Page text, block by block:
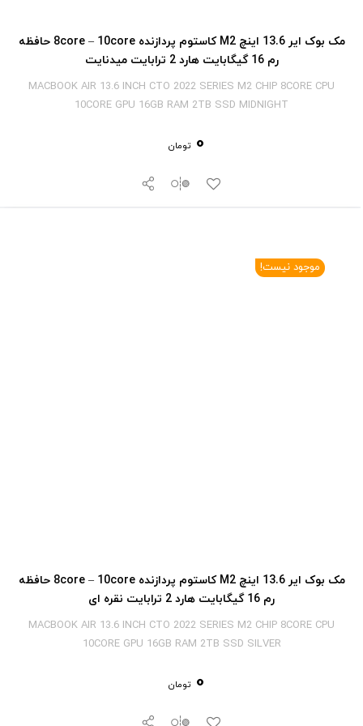
مک بوک ایر 13.6 اینچ M2 کاستوم پردازنده 8core – 10core حافظه
رم 16 گیگابایت هارد 2 ترابایت میدنایت
MACBOOK AIR 13.6 INCH CTO 2022 SERIES M2 CHIP 8CORE CPU
10CORE GPU 16GB RAM 2TB SSD MIDNIGHT
0 تومان
موجود نیست!
مک بوک ایر 13.6 اینچ M2 کاستوم پردازنده 8core – 10core حافظه
رم 16 گیگابایت هارد 2 ترابایت نقره ای
MACBOOK AIR 13.6 INCH CTO 2022 SERIES M2 CHIP 8CORE CPU
10CORE GPU 16GB RAM 2TB SSD SILVER
0 تومان